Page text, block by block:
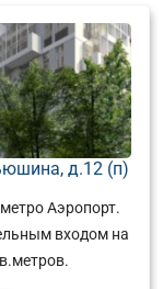
д.12 (п)
Аэропорт.
входом на